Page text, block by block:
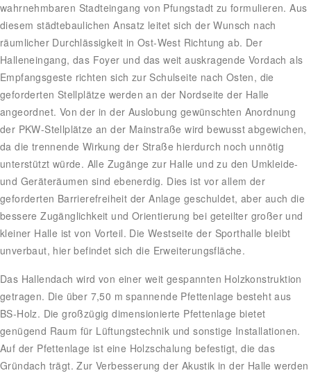
wahrnehmbaren Stadteingang von Pfungstadt zu formulieren. Aus
diesem städtebaulichen Ansatz leitet sich der Wunsch nach
räumlicher Durchlässigkeit in Ost-West Richtung ab. Der
Halleneingang, das Foyer und das weit auskragende Vordach als
Empfangsgeste richten sich zur Schulseite nach Osten, die
geforderten Stellplätze werden an der Nordseite der Halle
angeordnet. Von der in der Auslobung gewünschten Anordnung
der PKW-Stellplätze an der Mainstraße wird bewusst abgewichen,
da die trennende Wirkung der Straße hierdurch noch unnötig
unterstützt würde. Alle Zugänge zur Halle und zu den Umkleide-
und Geräteräumen sind ebenerdig. Dies ist vor allem der
geforderten Barrierefreiheit der Anlage geschuldet, aber auch die
bessere Zugänglichkeit und Orientierung bei geteilter großer und
kleiner Halle ist von Vorteil. Die Westseite der Sporthalle bleibt
unverbaut, hier befindet sich die Erweiterungsfläche.
Das Hallendach wird von einer weit gespannten Holzkonstruktion
getragen. Die über 7,50 m spannende Pfettenlage besteht aus
BS-Holz. Die großzügig dimensionierte Pfettenlage bietet
genügend Raum für Lüftungstechnik und sonstige Installationen.
Auf der Pfettenlage ist eine Holzschalung befestigt, die das
Gründach trägt. Zur Verbesserung der Akustik in der Halle werden